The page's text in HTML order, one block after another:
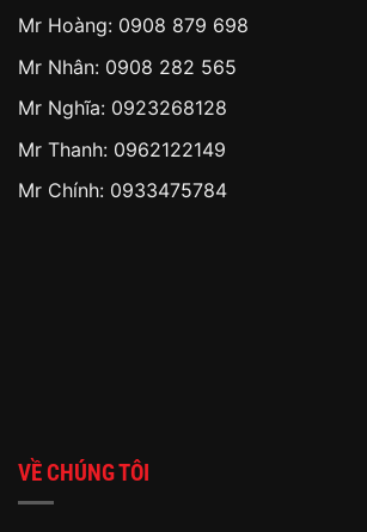
Mr Hoàng: 0908 879 698
Mr Nhân: 0908 282 565
Mr Nghĩa: 0923268128
Mr Thanh: 0962122149
Mr Chính: 0933475784
VỀ CHÚNG TÔI